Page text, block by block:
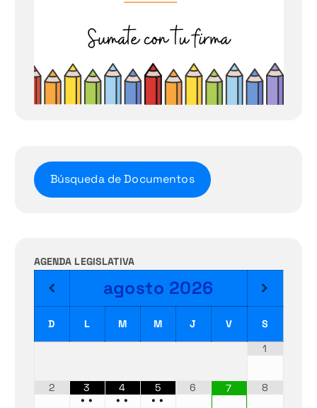
Búsqueda de Documentos
AGENDA LEGISLATIVA
agosto 2026
D L M M J V
S
1
2
3
••
4
••
5
••
6 7 8